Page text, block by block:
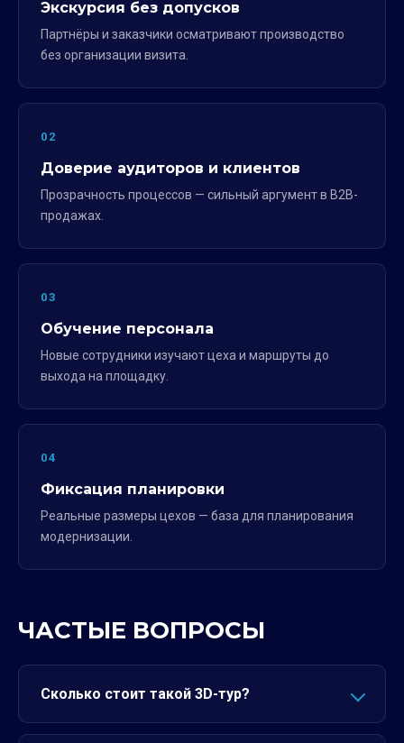
Экскурсия без допусков
Партнёры и заказчики осматривают производство
без организации визита.
02
Доверие аудиторов и клиентов
Прозрачность процессов — сильный аргумент в B2B-
продажах.
03
Обучение персонала
Новые сотрудники изучают цеха и маршруты до
выхода на площадку.
04
Фиксация планировки
Реальные размеры цехов — база для планирования
модернизации.
ЧАСТЫЕ ВОПРОСЫ
Сколько стоит такой 3D-тур?